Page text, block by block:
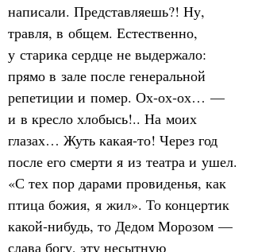
написали. Представляешь?! Ну,
травля, в общем. Естественно,
у старика сердце не выдержало:
прямо в зале после генеральной
репетиции и помер. Ох‑ох‑ох… —
и в кресло хлобысь!.. На моих
глазах… Жуть какая‑то! Через год
после его смерти я из театра и ушел.
«С тех пор дарами провиденья, как
птица божия, я жил». То концертик
какой‑нибудь, то Дедом Морозом —
слава богу, эту несытную